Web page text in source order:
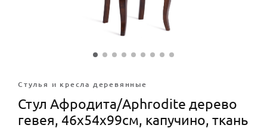
Стулья и кресла деревянные
Стул Афродита/Aphrodite дерево
гевея, 46х54х99см, капучино, ткань